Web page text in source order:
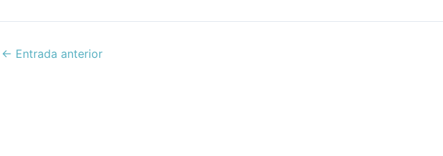
← Entrada anterior